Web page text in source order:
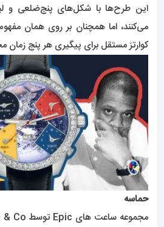
این طرح‌ها با شکل‌های پنج‌ضلعی و
می‌کنند، اما همچنان بر روی همان مفهوم
کوارتز مستقل برای پیگیری هر پنج زمان
حماسه